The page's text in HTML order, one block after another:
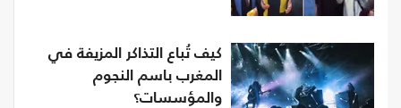
كيف تُباع التذاكر المزيفة في
المغرب باسم النجوم
والمؤسسات؟